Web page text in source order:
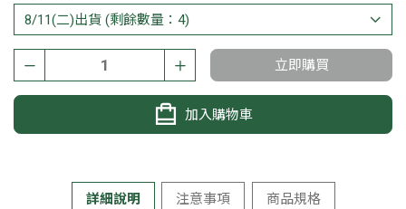
立即購買
加入購物車
詳細說明 注意事項 商品規格